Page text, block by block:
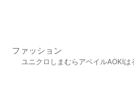
ファッション
ユニクロ しまむら アベイルAOKIは